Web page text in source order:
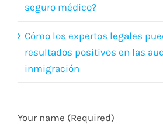
seguro médico?
Cómo los expertos legales
resultados positivos en las
inmigración
Your name (Required)